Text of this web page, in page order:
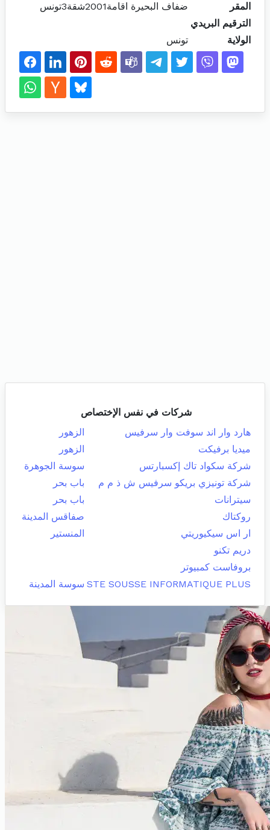
المقر
ضفاف البحيرة اقامة2001شقة3تونس
الترقيم البريدي
الولاية
تونس
شركات في نفس الإختصاص
هارد وار اند سوفت وار سرفيس
الزهور
ميديا برفيكت
الزهور
شركة سكواد تاك إكسبارتس
سوسة الجوهرة
شركة تونيزي بريكو سرفيس ش ذ م م
باب بحر
سيترانات
باب بحر
روكتاك
صفاقس المدينة
ار اس سيكيوريتي
المنستير
دريم تكنو
بروفاست كمبيوتر
STE SOUSSE INFORMATIQUE PLUS سوسة المدينة